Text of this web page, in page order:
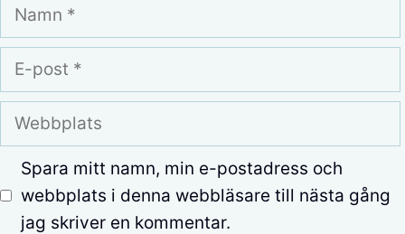
Namn
E-
post
Webbplats
Spara mitt namn, min e-postadress och
webbplats i denna webbläsare till nästa gång
jag skriver en kommentar.